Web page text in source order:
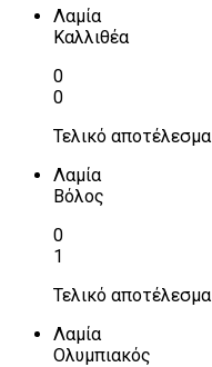
Λαμία
Καλλιθέα
0
0
Τελικό αποτέλεσμα
Λαμία
Βόλος
0
1
Τελικό αποτέλεσμα
Λαμία
Ολυμπιακός